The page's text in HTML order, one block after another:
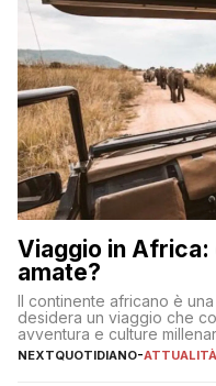
Viaggio in Africa:
amate?
Il continente africano è
desidera un viaggio che
avventura e culture
NEXTQUOTIDIANO-ATTUALITÀ